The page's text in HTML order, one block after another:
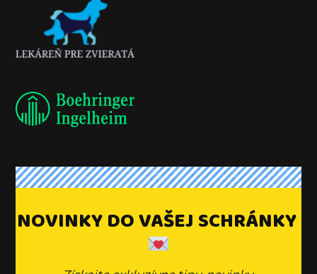
NOVINKY DO VAŠEJ SCHRÁNKY